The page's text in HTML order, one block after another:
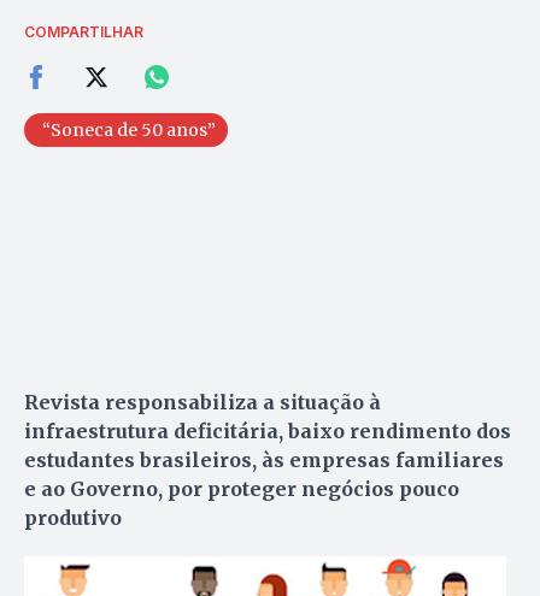
COMPARTILHAR
“Soneca de 50 anos”
Revista responsabiliza a situação à
infraestrutura deficitária, baixo rendimento dos
estudantes brasileiros, às empresas familiares
e ao Governo, por proteger negócios pouco
produtivo